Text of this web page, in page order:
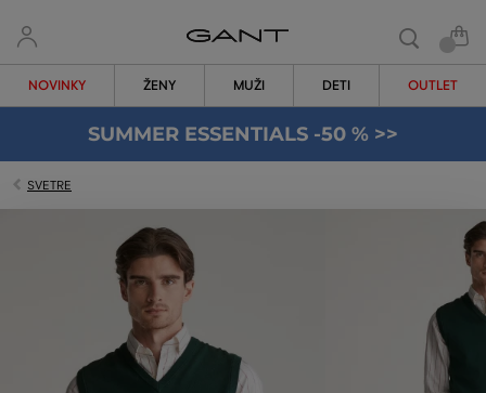
NOVINKY ŽENY MUŽI DETI OUTLET
SUMMER ESSENTIALS -50 % >>
SVETRE